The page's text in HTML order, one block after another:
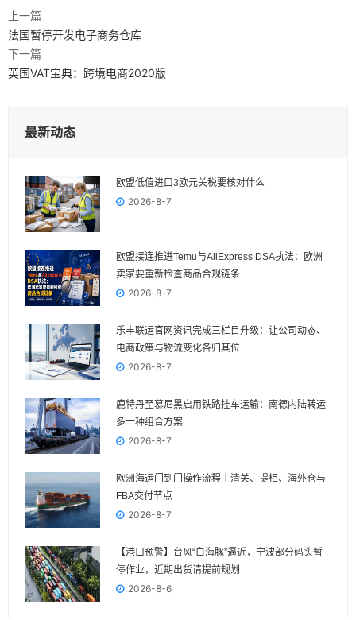
上一篇
法国暂停开发电子商务仓库
下一篇
英国VAT宝典：跨境电商2020版
最新动态
欧盟低值进口3欧元关税要核对什么
2026-8-7
欧盟接连推进Temu与AliExpress DSA执法：欧洲
卖家要重新检查商品合规链条
2026-8-7
乐丰联运官网资讯完成三栏目升级：让公司动态、
电商政策与物流变化各归其位
2026-8-7
鹿特丹至慕尼黑启用铁路挂车运输：南德内陆转运
多一种组合方案
2026-8-7
欧洲海运门到门操作流程｜清关、提柜、海外仓与
FBA交付节点
2026-8-7
【港口预警】台风“白海豚”逼近，宁波部分码头暂
停作业，近期出货请提前规划
2026-8-6